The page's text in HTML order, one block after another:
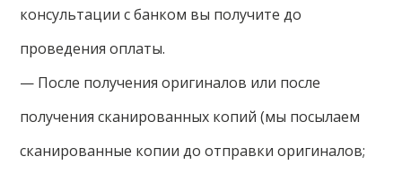
консультации с банком вы получите до
проведения оплаты.
— После получения оригиналов или после
получения сканированных копий (мы посылаем
сканированные копии до отправки оригиналов;